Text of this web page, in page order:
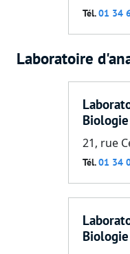
Tél.01 34
Laboratoire
21, rue
Tél.01 34